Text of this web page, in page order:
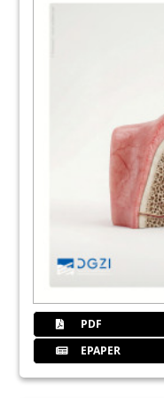
Dr. Inga Boehncke
LASAK Ltd.
Dr. Georg Bach
DGZI inter: News
Redaktion
PDF
EPAPER